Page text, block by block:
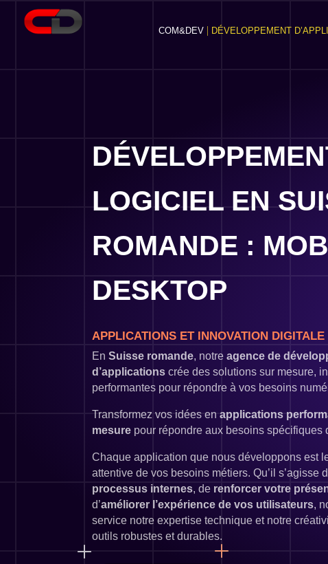
COM&DEV DÉVELOPPEMENT
LOGICIEL EN
ROMANDE :
DESKTOP
APPLICATIONS ET INNOVATION DIGITALE
EnSuisse romande, notreagence de
d’applications crée des solutions sur mesure,
performantes pour répondre à vos besoins
Transformez vos idées enapplications
mesure pour répondre aux besoins spécifiques
Chaque application que nous développons est
attentive de vos besoins métiers. Qu’il s’agisse
processus internes, de renforcer votre
d’améliorer l’expérience de vos utilisateurs,
service notre expertise technique et notre
outils robustes et durables.